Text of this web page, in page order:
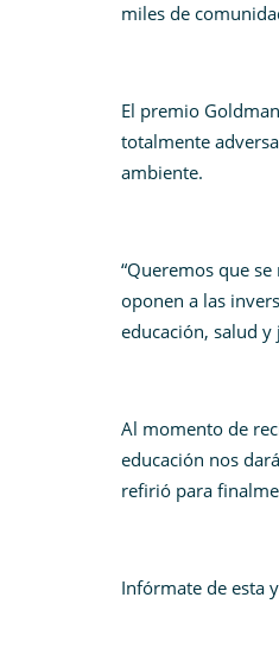
miles de
El premio
totalmente
ambiente.
“Queremos que
oponen a las
educación, salud y
Al momento de
educación nos
refirió para
Infórmate de esta